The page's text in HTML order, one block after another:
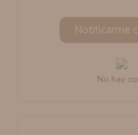
Notificarme
No hay